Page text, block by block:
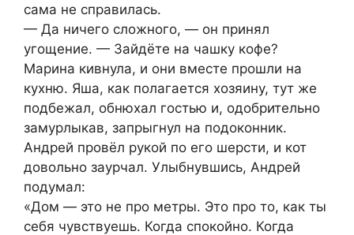
сама не справилась.
— Да ничего сложного, — он принял
угощение. — Зайдёте на чашку кофе?
Марина кивнула, и они вместе прошли на
кухню. Яша, как полагается хозяину, тут же
подбежал, обнюхал гостью и, одобрительно
замурлыкав, запрыгнул на подоконник.
Андрей провёл рукой по его шерсти, и кот
довольно заурчал. Улыбнувшись, Андрей
подумал:
«Дом — это не про метры. Это про то, как ты
себя чувствуешь. Когда спокойно. Когда